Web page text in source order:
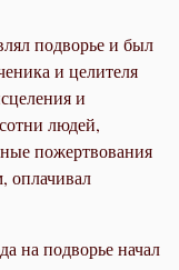
подворье и был
и целителя
и
людей,
пожертвования
оплачивал
на подворье начал